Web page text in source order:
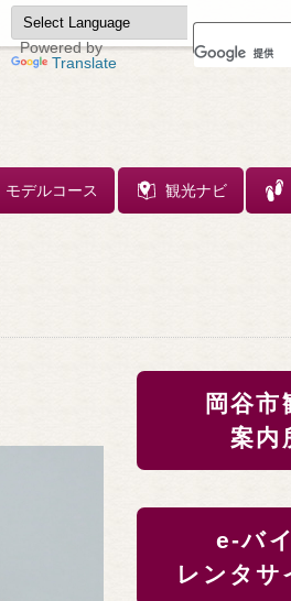
モデルコース 観光ナビ
Powered by
Translate
岡谷市
案内
e-バ
レンタサ